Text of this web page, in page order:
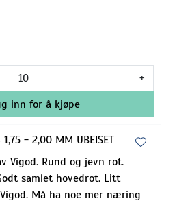
+
inn for å kjøpe
1,75 - 2,00 MM UBEISET
Vigod. Rund og jevn rot.
samlet hovedrot. Litt
Må ha noe mer næring